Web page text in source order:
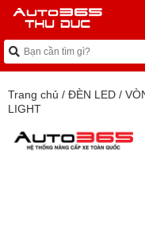
Trang chủ / ĐÈN LED /
LIGHT